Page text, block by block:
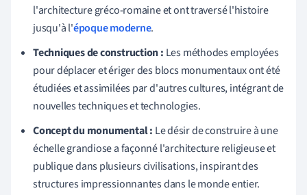
l'architecture gréco-romaine et ont traversé l'histoire
jusqu'à l'époque moderne.
Techniques de construction : Les méthodes employées
pour déplacer et ériger des blocs monumentaux ont été
étudiées et assimilées par d'autres cultures, intégrant de
nouvelles techniques et technologies.
Concept du monumental : Le désir de construire à une
échelle grandiose a façonné l'architecture religieuse et
publique dans plusieurs civilisations, inspirant des
structures impressionnantes dans le monde entier.